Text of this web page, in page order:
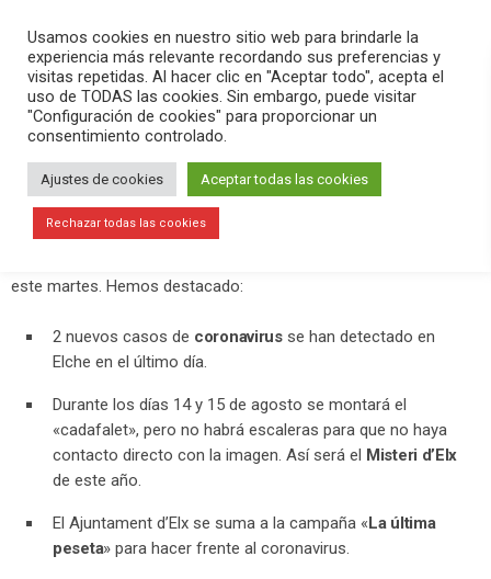
search menu pause PLAY
julio 14, 2020
Se montará el «cadafalet» y habrá
cantos del Misteri los días 14 y 15 de
agosto en la Basílica de Santa María
este martes. Hemos destacado:
2 nuevos casos de coronavirusse han detectado en
Elche en el último día.
Durante los días 14 y 15 de agosto se montará el
«cadafalet», pero no habrá escaleras para que no haya
contacto directo con la imagen. Así será el Misteri d’Elx
de este año.
El Ajuntament d’Elx se suma a la campaña «La última
peseta» para hacer frente al coronavirus.
Usamos cookies en nuestro sitio web para brindarle la
experiencia más relevante recordando sus preferencias y
visitas repetidas. Al hacer clic en "Aceptar todo", acepta el
uso de TODAS las cookies. Sin embargo, puede visitar
"Configuración de cookies" para proporcionar un
consentimiento controlado.
Ajustes de cookies Aceptar todas las cookies
Rechazar todas las cookies